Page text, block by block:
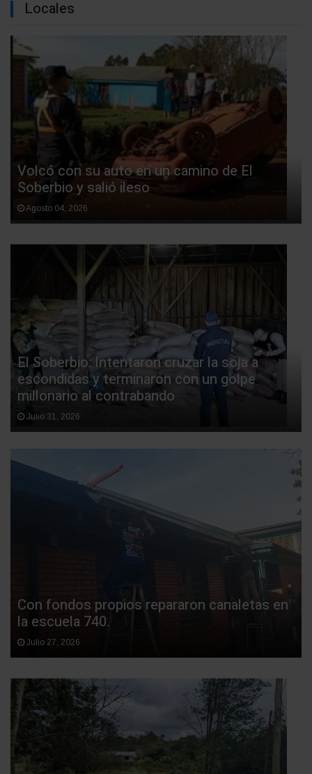
Locales
Volcó con su auto en un camino de El
Soberbio y salió ileso
Agosto 04, 2026
El Soberbio: Intentaron cruzar la soja a
escondidas y terminaron con un golpe
millonario al contrabando
Julio 31, 2026
Con fondos propios repararon canaletas en
la escuela 740.
Julio 27, 2026